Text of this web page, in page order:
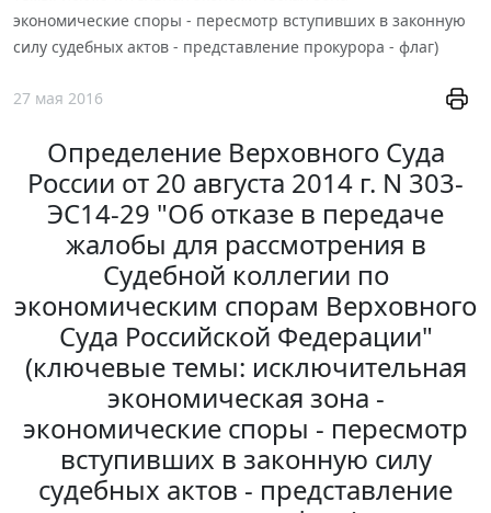
экономические споры - пересмотр вступивших в законную
силу судебных актов - представление прокурора - флаг)
27 мая 2016
Определение Верховного Суда
России от 20 августа 2014 г. N 303-
ЭС14-29 "Об отказе в передаче
жалобы для рассмотрения в
Судебной коллегии по
экономическим спорам Верховного
Суда Российской Федерации"
(ключевые темы: исключительная
экономическая зона -
экономические споры - пересмотр
вступивших в законную силу
судебных актов - представление